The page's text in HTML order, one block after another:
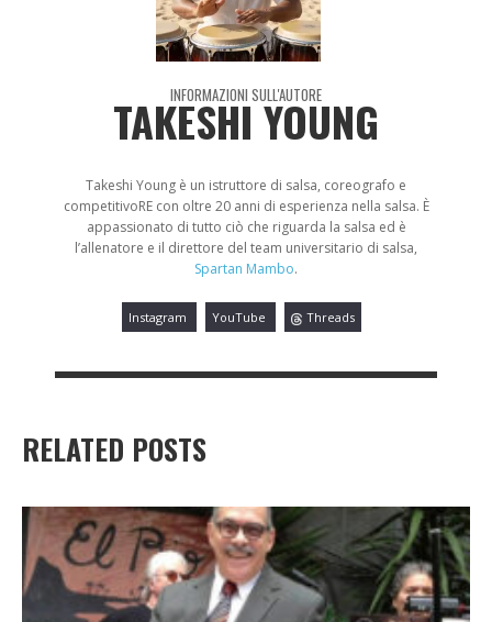
INFORMAZIONI SULL'AUTORE
TAKESHI YOUNG
Takeshi Young è un istruttore di salsa, coreografo e
competitivoRE con oltre 20 anni di esperienza nella salsa. È
appassionato di tutto ciò che riguarda la salsa ed è
l’allenatore e il direttore del team universitario di salsa,
Spartan Mambo.
Instagram YouTube Threads
RELATED POSTS